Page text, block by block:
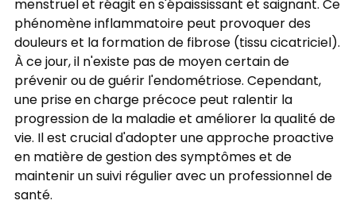
menstruel et réagit en s'épaississant et saignant. Ce
phénomène inflammatoire peut provoquer des
douleurs et la formation de fibrose (tissu cicatriciel).
À ce jour, il n'existe pas de moyen certain de
prévenir ou de guérir l'endométriose. Cependant,
une prise en charge précoce peut ralentir la
progression de la maladie et améliorer la qualité de
vie. Il est crucial d'adopter une approche proactive
en matière de gestion des symptômes et de
maintenir un suivi régulier avec un professionnel de
santé.